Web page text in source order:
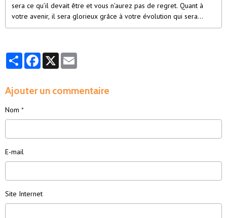
sera ce qu’il devait être et vous n’aurez pas de regret. Quant à
votre avenir, il sera glorieux grâce à votre évolution qui sera
constante.
PartagerFacebook
X
Ajouter un commentaire
Nom
E-mail
Site Internet